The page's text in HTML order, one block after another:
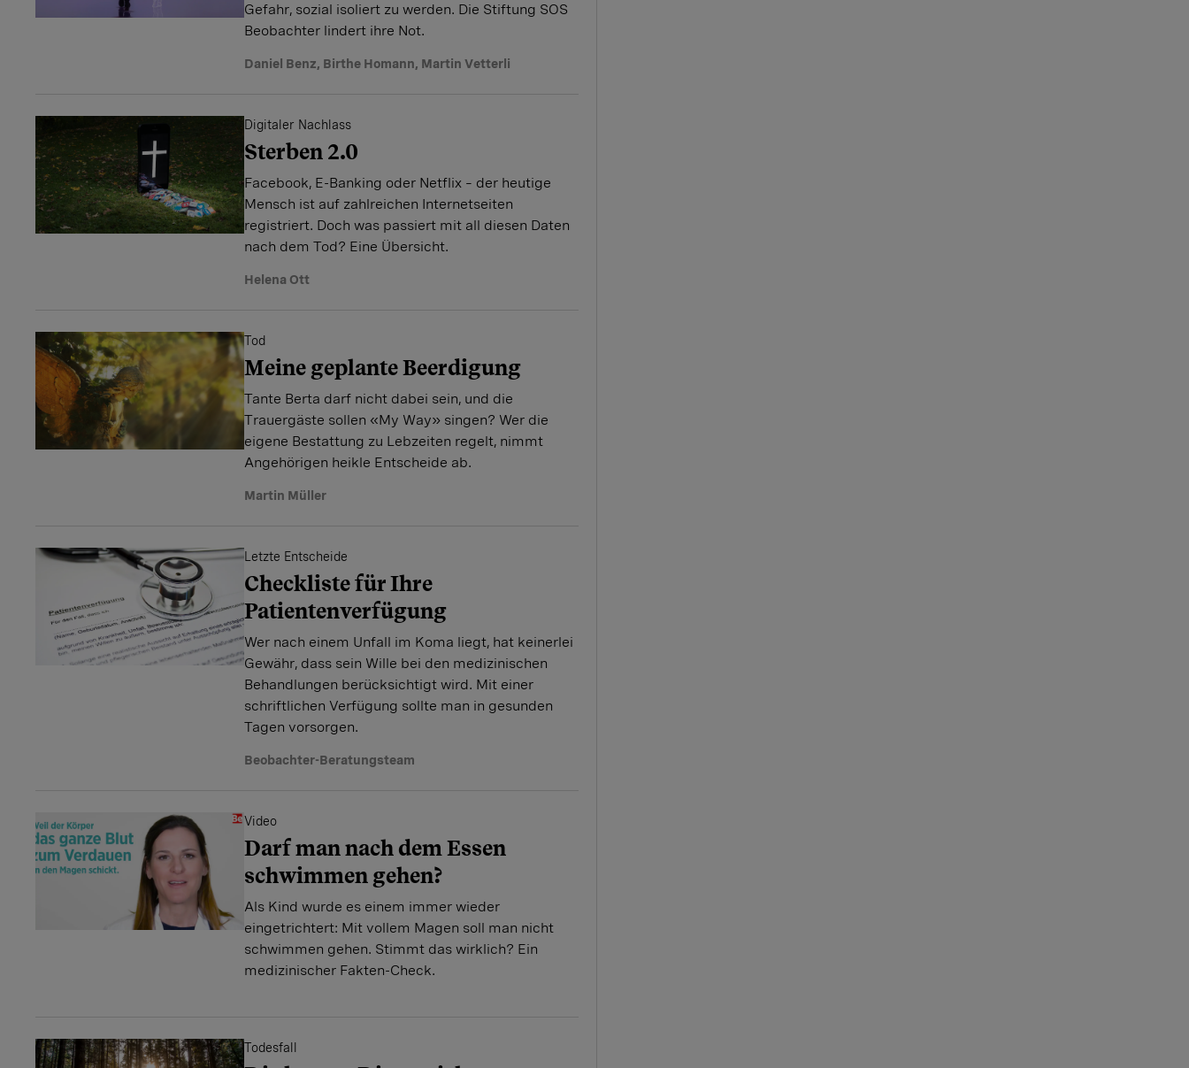
Gefahr, sozial isoliert zu werden. Die Stiftung SOS
Beobachter lindert ihre Not.
Daniel Benz, Birthe Homann, Martin Vetterli
Digitaler Nachlass
Sterben 2.0
Facebook, E-Banking oder Netflix – der heutige
Mensch ist auf zahlreichen Internetseiten
registriert. Doch was passiert mit all diesen Daten
nach dem Tod? Eine Übersicht.
Helena Ott
Tod
Meine geplante Beerdigung
Tante Berta darf nicht dabei sein, und die
Trauergäste sollen «My Way» singen? Wer die
eigene Bestattung zu Lebzeiten regelt, nimmt
Angehörigen heikle Entscheide ab.
Martin Müller
Letzte Entscheide
Checkliste für Ihre
Patientenverfügung
Wer nach einem Unfall im Koma liegt, hat keinerlei
Gewähr, dass sein Wille bei den medizinischen
Behandlungen berücksichtigt wird. Mit einer
schriftlichen Verfügung sollte man in gesunden
Tagen vorsorgen.
Beobachter-Beratungsteam
Video
Darf man nach dem Essen
schwimmen gehen?
Als Kind wurde es einem immer wieder
eingetrichtert: Mit vollem Magen soll man nicht
schwimmen gehen. Stimmt das wirklich? Ein
medizinischer Fakten-Check.
Todesfall